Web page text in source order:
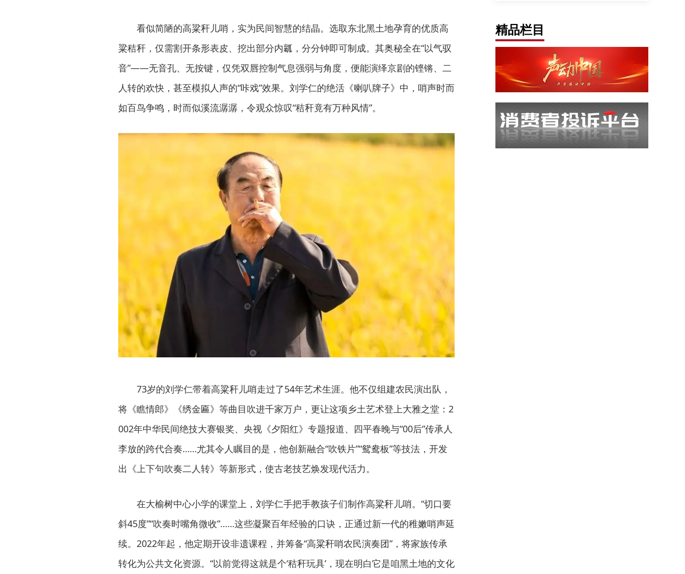
看似简陋的高粱秆儿哨，实为民间智慧的结晶。选取东北黑土地孕育的优质高
粱秸秆，仅需割开条形表皮、挖出部分内瓤，分分钟即可制成。其奥秘全在“以气驭
音”——无音孔、无按键，仅凭双唇控制气息强弱与角度，便能演绎京剧的铿锵、二
人转的欢快，甚至模拟人声的“咔戏”效果。刘学仁的绝活《喇叭牌子》中，哨声时而
如百鸟争鸣，时而似溪流潺潺，令观众惊叹“秸秆竟有万种风情”。
73岁的刘学仁带着高粱秆儿哨走过了54年艺术生涯。他不仅组建农民演出队，
将《瞧情郎》《绣金匾》等曲目吹进千家万户，更让这项乡土艺术登上大雅之堂：2
002年中华民间绝技大赛银奖、央视《夕阳红》专题报道、四平春晚与“00后”传承人
李放的跨代合奏……尤其令人瞩目的是，他创新融合“吹铁片”“鸳鸯板”等技法，开发
出《上下句吹奏二人转》等新形式，使古老技艺焕发现代活力。
在大榆树中心小学的课堂上，刘学仁手把手教孩子们制作高粱秆儿哨。“切口要
斜45度”“吹奏时嘴角微收”……这些凝聚百年经验的口诀，正通过新一代的稚嫩哨声延
续。2022年起，他定期开设非遗课程，并筹备“高粱秆哨农民演奏团”，将家族传承
转化为公共文化资源。“以前觉得这就是个‘秸秆玩具’，现在明白它是咱黑土地的文化
精品栏目